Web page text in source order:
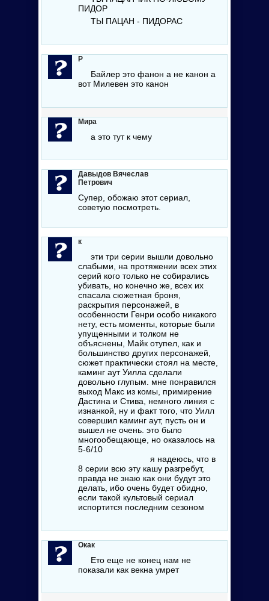
ПИДОР
ТЫ ПАЦАН - ПИДОРАС
Р
Байлер это фанон а не канон а
вот Милевен это канон
Мира
а это тут к чему
Давыдов Вячеслав
Петрович
Супер, обожаю этот сериал,
советую посмотреть.
к
эти три серии вышли довольно
слабыми, на протяжении всех этих
серий кого только не собирались
убивать, но конечно же, всех их
спасала сюжетная броня,
раскрытия персонажей, в
особенности Генри особо никакого
нету, есть моменты, которые были
упущенными и толком не
объяснены, Майк отупел, как и
большинство других персонажей,
сюжет практически стоял на месте,
каминг аут Уилла сделали
довольно глупым. мне понравился
выход Макс из комы, примирение
Дастина и Стива, немного линия с
изнанкой, ну и факт того, что Уилл
совершил каминг аут, пусть он и
вышел не очень. это было
многообещающе, но оказалось на
5-6/10
я надеюсь, что в
8 серии всю эту кашу разгребут,
правда не знаю как они будут это
делать, ибо очень будет обидно,
если такой культовый сериал
испортится последним сезоном
Окак
Ето еще не конец нам не
показали как векна умрет